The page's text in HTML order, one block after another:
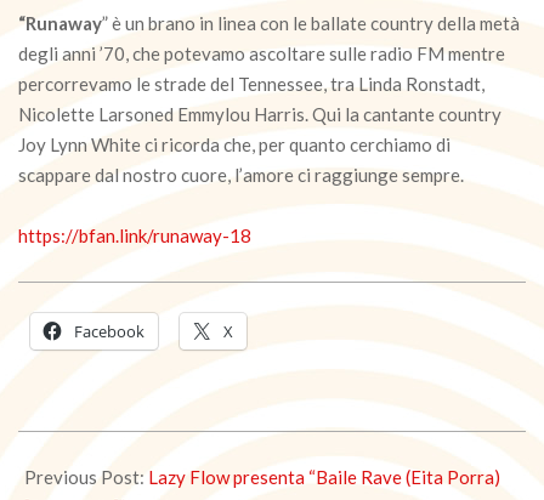
“Runaway” è un brano in linea con le ballate country della metà
degli anni ’70, che potevamo ascoltare sulle radio FM mentre
percorrevamo le strade del Tennessee, tra Linda Ronstadt,
Nicolette Larsoned Emmylou Harris. Qui la cantante country
Joy Lynn White ci ricorda che, per quanto cerchiamo di
scappare dal nostro cuore, l’amore ci raggiunge sempre.
https://bfan.link/runaway-18
Facebook X
11-
Previous Post: Lazy Flow presenta “Baile Rave (Eita Porra)